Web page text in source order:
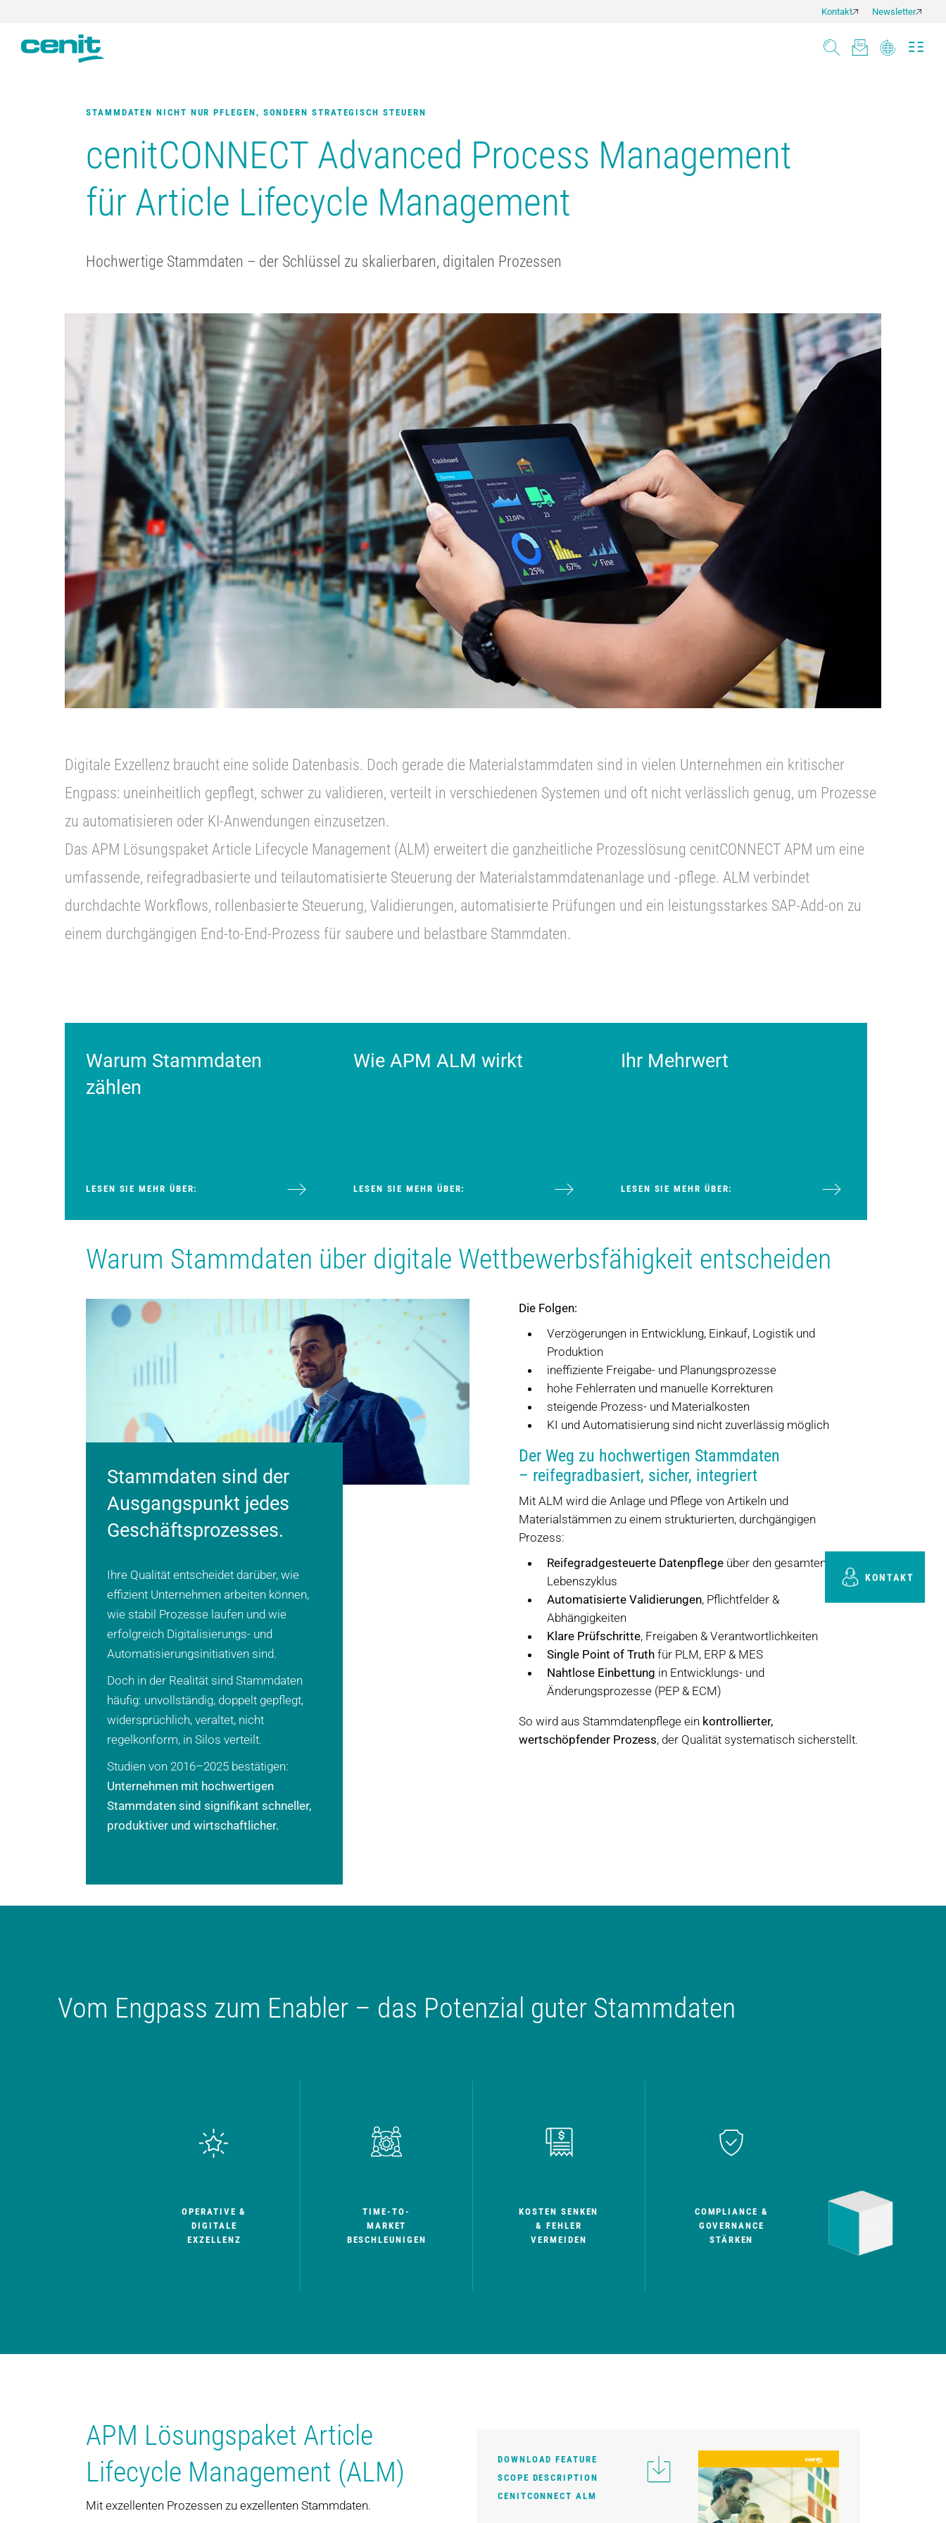
Kontakt Newsletter
KONTAKT
STAMMDATEN NICHT NUR PFLEGEN, SONDERN STRATEGISCH STEUERN
cenitCONNECT Advanced Process Management
für Article Lifecycle Management
Hochwertige Stammdaten – der Schlüssel zu skalierbaren, digitalen Prozessen
Digitale Exzellenz braucht eine solide Datenbasis. Doch gerade die Materialstammdaten sind in vielen Unternehmen ein kritischer
Engpass: uneinheitlich gepflegt, schwer zu validieren, verteilt in verschiedenen Systemen und oft nicht verlässlich genug, um Prozesse
zu automatisieren oder KI-Anwendungen einzusetzen.
Das APM Lösungspaket Article Lifecycle Management (ALM) erweitert die ganzheitliche Prozesslösung cenitCONNECT APM um eine
umfassende, reifegradbasierte und teilautomatisierte Steuerung der Materialstammdatenanlage und -pflege. ALM verbindet
durchdachte Workflows, rollenbasierte Steuerung, Validierungen, automatisierte Prüfungen und ein leistungsstarkes SAP-Add-on zu
einem durchgängigen End-to-End-Prozess für saubere und belastbare Stammdaten.
Warum Stammdaten
zählen
LESEN SIE MEHR ÜBER:
Wie APM ALM wirkt
LESEN SIE MEHR ÜBER:
Ihr Mehrwert
LESEN SIE MEHR ÜBER:
Warum Stammdaten über digitale Wettbewerbsfähigkeit entscheiden
Stammdaten sind der
Ausgangspunkt jedes
Geschäftsprozesses.
Ihre Qualität entscheidet darüber, wie
effizient Unternehmen arbeiten können,
wie stabil Prozesse laufen und wie
erfolgreich Digitalisierungs- und
Automatisierungsinitiativen sind.
Doch in der Realität sind Stammdaten
häufig: unvollständig, doppelt gepflegt,
widersprüchlich, veraltet, nicht
regelkonform, in Silos verteilt.
Studien von 2016–2025 bestätigen:
Unternehmen mit hochwertigen
Stammdaten sind signifikant schneller,
produktiver und wirtschaftlicher.
Die Folgen:
Verzögerungen in Entwicklung, Einkauf, Logistik und
Produktion
ineffiziente Freigabe- und Planungsprozesse
hohe Fehlerraten und manuelle Korrekturen
steigende Prozess- und Materialkosten
KI und Automatisierung sind nicht zuverlässig möglich
Der Weg zu hochwertigen Stammdaten
– reifegradbasiert, sicher, integriert
Mit ALM wird die Anlage und Pflege von Artikeln und
Materialstämmen zu einem strukturierten, durchgängigen
Prozess:
Reifegradgesteuerte Datenpflege über den gesamten
Lebenszyklus
Automatisierte Validierungen, Pflichtfelder &
Abhängigkeiten
Klare Prüfschritte, Freigaben & Verantwortlichkeiten
Single Point of Truth für PLM, ERP & MES
Nahtlose Einbettung in Entwicklungs- und
Änderungsprozesse (PEP & ECM)
So wird aus Stammdatenpflege ein kontrollierter,
wertschöpfender Prozess, der Qualität systematisch sicherstellt.
Vom Engpass zum Enabler – das Potenzial guter Stammdaten
OPERATIVE &
DIGITALE
EXZELLENZ
TIME-TO-
MARKET
BESCHLEUNIGEN
KOSTEN SENKEN
& FEHLER
VERMEIDEN
COMPLIANCE &
GOVERNANCE
STÄRKEN
APM Lösungspaket Article
Lifecycle Management (ALM)
Mit exzellenten Prozessen zu exzellenten Stammdaten.
DOWNLOAD FEATURE
SCOPE DESCRIPTION
CENITCONNECT ALM